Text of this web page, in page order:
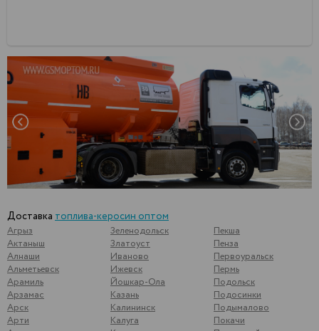
Доставка топлива-керосин оптом
Агрыз
Актаныш
Алнаши
Альметьевск
Арамиль
Арзамас
Арск
Арти
Зеленодольск
Златоуст
Иваново
Ижевск
Йошкар-Ола
Казань
Калининск
Калуга
Пекша
Пенза
Первоуральск
Пермь
Подольск
Подосинки
Подымалово
Покачи